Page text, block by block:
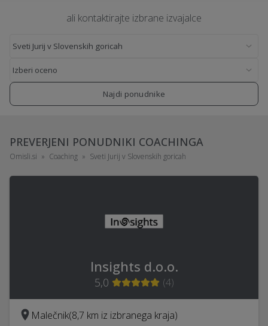
ali kontaktirajte izbrane izvajalce
Najdi ponudnike
PREVERJENI PONUDNIKI COACHINGA
Omisli.si Coaching Sveti Jurij v Slovenskih goricah
Insights d.o.o.
5,0 (4)
Malečnik(8,7 km iz izbranega kraja)